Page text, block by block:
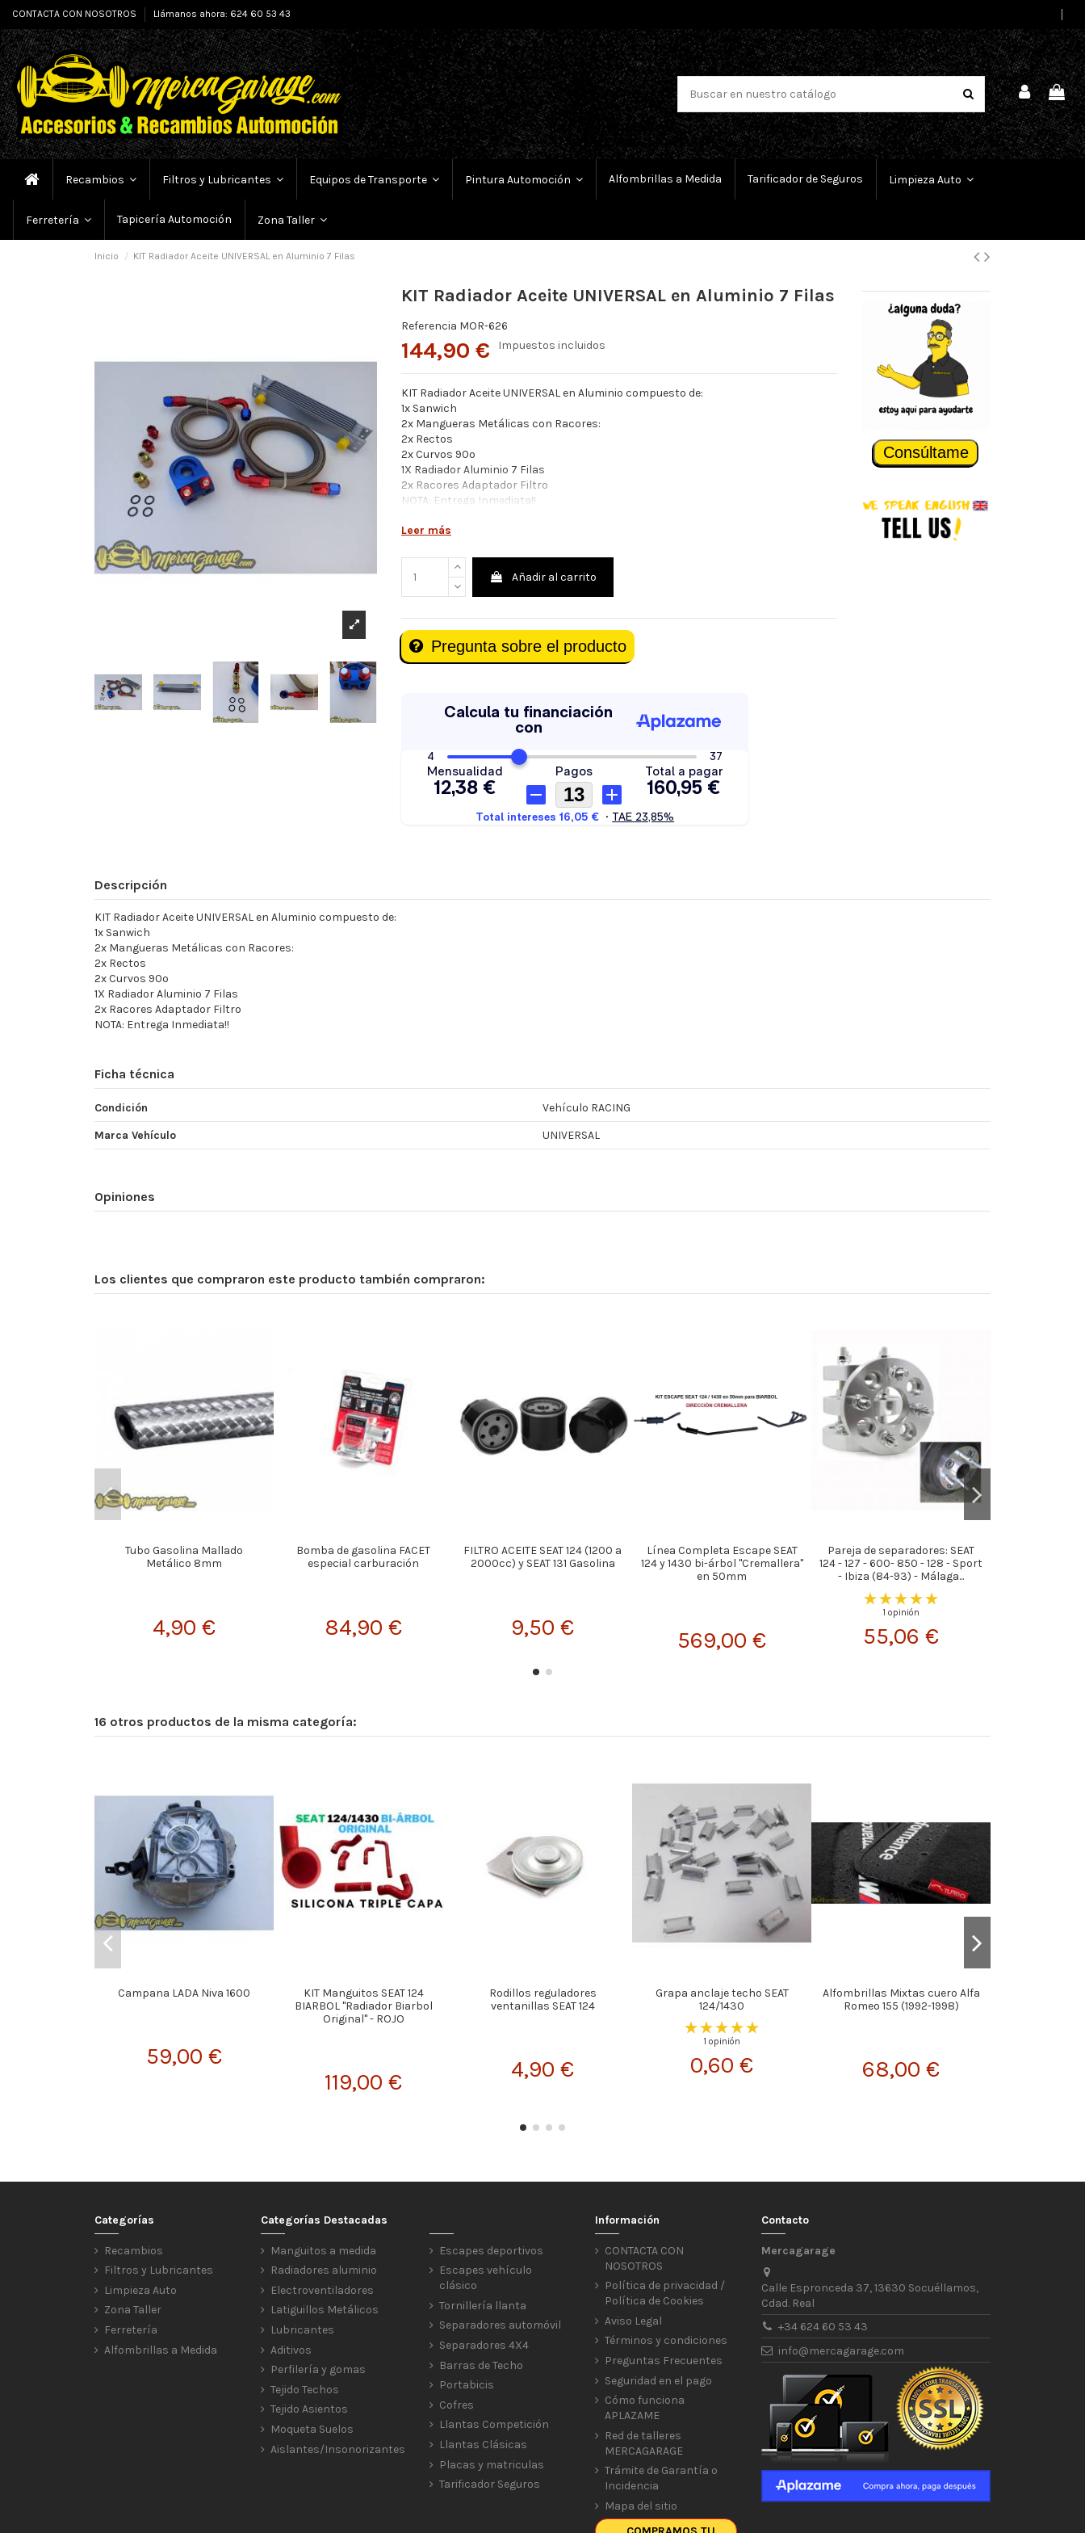
CONTACTA CON NOSOTROS Llámanos ahora: 624 60 53 43
Recambios Filtros y Lubricantes Equipos de Transporte Pintura Automoción Alfombrillas a Medida Tarificador de Seguros Limpieza Auto
Ferretería Tapicería Automoción Zona Taller
Inicio KIT Radiador Aceite UNIVERSAL en Aluminio 7 Filas
KIT Radiador Aceite UNIVERSAL en Aluminio 7 Filas
Referencia MOR-626
144,90 € Impuestos incluidos
KIT Radiador Aceite UNIVERSAL en Aluminio compuesto de:
1x Sanwich
2x Mangueras Metálicas con Racores:
2x Rectos
2x Curvos 90º
1X Radiador Aluminio 7 Filas
2x Racores Adaptador Filtro
NOTA: Entrega Inmediata!!
Leer más
Añadir al carrito
Pregunta sobre el producto
Consúltame
Descripción
KIT Radiador Aceite UNIVERSAL en Aluminio compuesto de:
1x Sanwich
2x Mangueras Metálicas con Racores:
2x Rectos
2x Curvos 90º
1X Radiador Aluminio 7 Filas
2x Racores Adaptador Filtro
NOTA: Entrega Inmediata!!
Ficha técnica
Condición
Vehículo RACING
Marca Vehículo
UNIVERSAL
Opiniones
Los clientes que compraron este producto también compraron:
Tubo Gasolina Mallado
Metálico 8mm
4,90 €
Bomba de gasolina FACET
especial carburación
84,90 €
FILTRO ACEITE SEAT 124 (1200 a
2000cc) y SEAT 131 Gasolina
9,50 €
Línea Completa Escape SEAT
124 y 1430 bi-árbol "Cremallera"
en 50mm
569,00 €
Pareja de separadores: SEAT
124 - 127 - 600- 850 - 128 - Sport
- Ibiza (84-93) - Málaga...
1 opinión
55,06 €
16 otros productos de la misma categoría:
Campana LADA Niva 1600
59,00 €
KIT Manguitos SEAT 124
BIARBOL "Radiador Biarbol
Original" - ROJO
119,00 €
Rodillos reguladores
ventanillas SEAT 124
4,90 €
Grapa anclaje techo SEAT
124/1430
1 opinión
0,60 €
Alfombrillas Mixtas cuero Alfa
Romeo 155 (1992-1998)
68,00 €
Categorías
Recambios
Filtros y Lubricantes
Limpieza Auto
Zona Taller
Ferretería
Alfombrillas a Medida
Categorías Destacadas
Manguitos a medida
Radiadores aluminio
Electroventiladores
Latiguillos Metálicos
Lubricantes
Aditivos
Perfilería y gomas
Tejido Techos
Tejido Asientos
Moqueta Suelos
Aislantes/Insonorizantes
Escapes deportivos
Escapes vehículo
clásico
Tornillería llanta
Separadores automóvil
Separadores 4X4
Barras de Techo
Portabicis
Cofres
Llantas Competición
Llantas Clásicas
Placas y matriculas
Tarificador Seguros
Información
CONTACTA CON
NOSOTROS
Política de privacidad /
Política de Cookies
Aviso Legal
Términos y condiciones
Preguntas Frecuentes
Seguridad en el pago
Cómo funciona
APLAZAME
Red de talleres
MERCAGARAGE
Trámite de Garantía o
Incidencia
Mapa del sitio
Contacto
Mercagarage
Calle Espronceda 37, 13630 Socuéllamos,
Cdad. Real
+34 624 60 53 43
info@mercagarage.com